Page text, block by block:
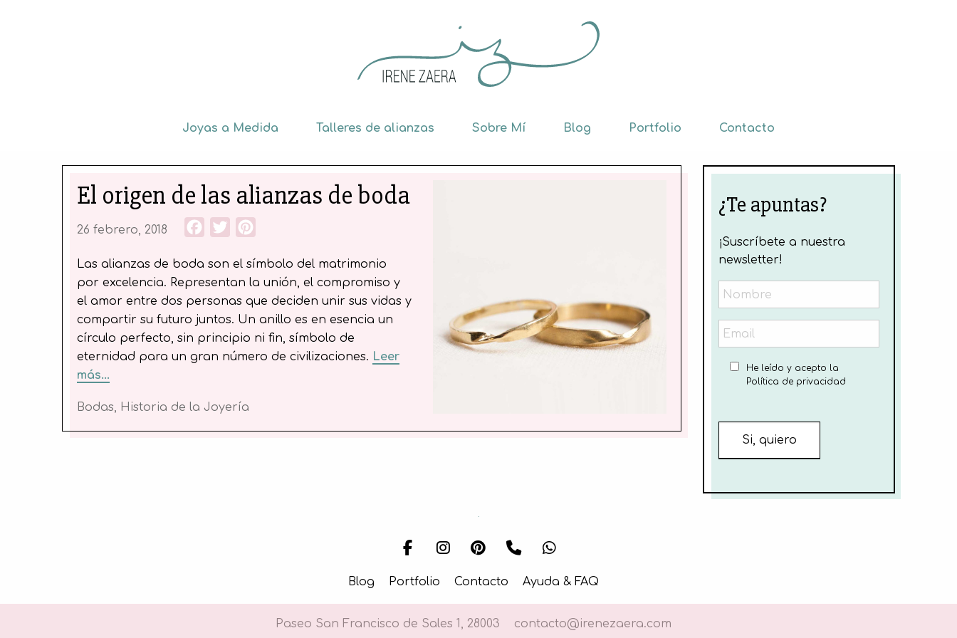
Joyas a Medida Talleres de alianzas Sobre Mí Blog Portfolio Contacto
El origen de las alianzas de boda
26 febrero, 2018 Facebook
Twitter
Las alianzas de boda son el símbolo del matrimonio
por excelencia. Representan la unión, el compromiso y
el amor entre dos personas que deciden unir sus vidas y
compartir su futuro juntos. Un anillo es en esencia un
círculo perfecto, sin principio ni fin, símbolo de
eternidad para un gran número de civilizaciones. Leer
más...
Bodas, Historia de la Joyería
¿Te apuntas?
¡Suscríbete a nuestra
newsletter!
He leído y acepto la
Política de privacidad
Blog Portfolio Contacto Ayuda & FAQ
Paseo San Francisco de Sales 1, 28003 contacto@irenezaera.com